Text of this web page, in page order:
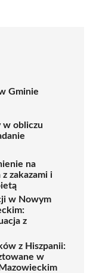
Gminie
w obliczu
na
zakazami i
w Nowym
z
z Hiszpanii:
w